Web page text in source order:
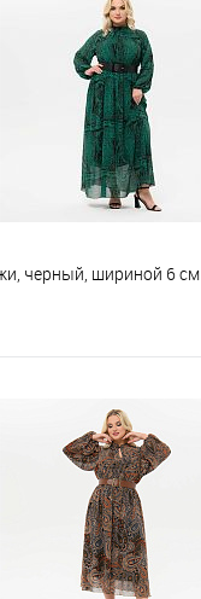
черный, шириной 6 см
В корзину